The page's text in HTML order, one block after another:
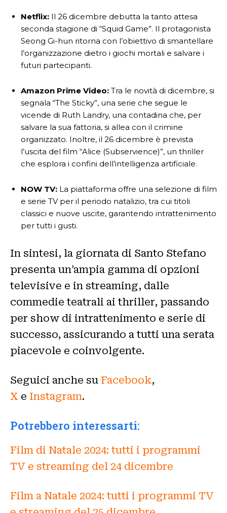
Netflix: Il 26 dicembre debutta la tanto attesa
seconda stagione di “Squid Game”. Il protagonista
Seong Gi-hun ritorna con l’obiettivo di smantellare
l’organizzazione dietro i giochi mortali e salvare i
futuri partecipanti.
Amazon Prime Video: Tra le novità di dicembre, si
segnala “The Sticky”, una serie che segue le
vicende di Ruth Landry, una contadina che, per
salvare la sua fattoria, si allea con il crimine
organizzato. Inoltre, il 26 dicembre è prevista
l’uscita del film “Alice (Subservience)”, un thriller
che esplora i confini dell’intelligenza artificiale.
NOW TV: La piattaforma offre una selezione di film
e serie TV per il periodo natalizio, tra cui titoli
classici e nuove uscite, garantendo intrattenimento
per tutti i gusti.
In sintesi, la giornata di Santo Stefano
presenta un’ampia gamma di opzioni
televisive e in streaming, dalle
commedie teatrali ai thriller, passando
per show di intrattenimento e serie di
successo, assicurando a tutti una serata
piacevole e coinvolgente.
Seguici anche su Facebook,
X e Instagram.
Potrebbero interessarti:
Film di Natale 2024: tutti i programmi
TV e streaming del 24 dicembre
Film a Natale 2024: tutti i programmi TV